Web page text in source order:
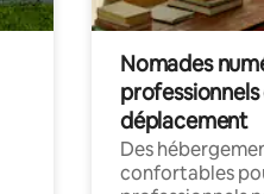
Nomades
professionnels
déplacement
Des
confortables